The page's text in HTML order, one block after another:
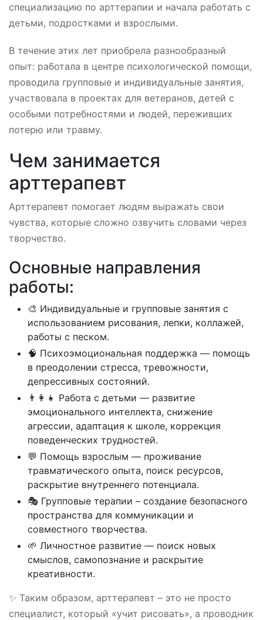
специализацию по арттерапии и начала работать с
детьми, подростками и взрослыми.
В течение этих лет приобрела разнообразный
опыт: работала в центре психологической помощи,
проводила групповые и индивидуальные занятия,
участвовала в проектах для ветеранов, детей с
особыми потребностями и людей, переживших
потерю или травму.
Чем занимается
арттерапевт
Арттерапевт помогает людям выражать свои
чувства, которые сложно озвучить словами через
творчество.
Основные направления
работы:
🎨 Индивидуальные и групповые занятия с
использованием рисования, лепки, коллажей,
работы с песком.
🧠 Психоэмоциональная поддержка — помощь
в преодолении стресса, тревожности,
депрессивных состояний.
👨‍👩‍👧 Работа с детьми — развитие
эмоционального интеллекта, снижение
агрессии, адаптация к школе, коррекция
поведенческих трудностей.
💬 Помощь взрослым — проживание
травматического опыта, поиск ресурсов,
раскрытие внутреннего потенциала.
🎭 Групповые терапии – создание безопасного
пространства для коммуникации и
совместного творчества.
🌱 Личностное развитие — поиск новых
смыслов, самопознание и раскрытие
креативности.
✨ Таким образом, арттерапевт – это не просто
специалист, который «учит рисовать», а проводник